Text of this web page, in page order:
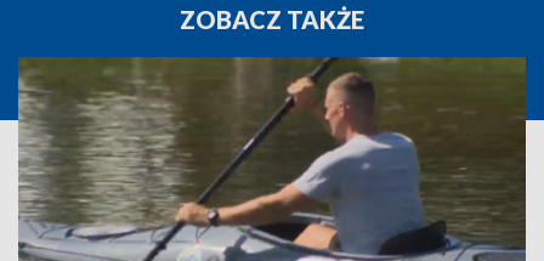
ZOBACZ TAKŻE